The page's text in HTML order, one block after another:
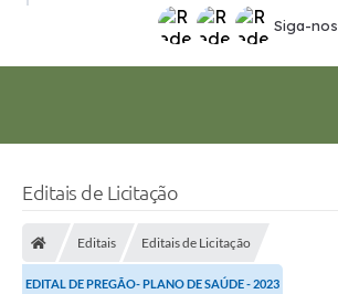
Siga-nos
Editais de Licitação
Editais Editais de Licitação
EDITAL DE PREGÃO- PLANO DE SAÚDE - 2023